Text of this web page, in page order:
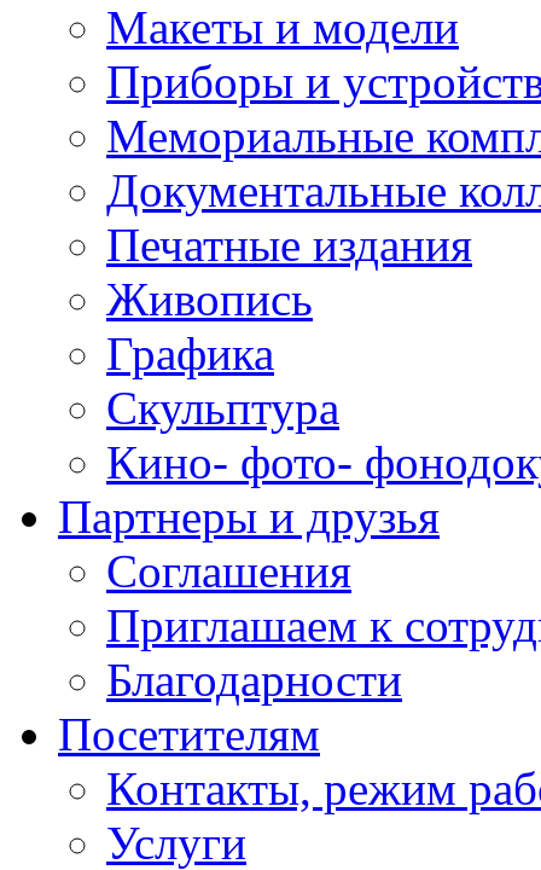
Макеты и модели
Приборы и
Мемориальные
Документальные
Печатные издания
Живопись
Графика
Скульптура
Кино- фото-
Партнеры и друзья
Соглашения
Приглашаем к
Благодарности
Посетителям
Контакты, режим
Услуги